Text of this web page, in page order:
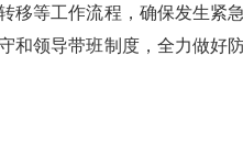
等工作流程，确保发生紧
领导带班制度，全力做好